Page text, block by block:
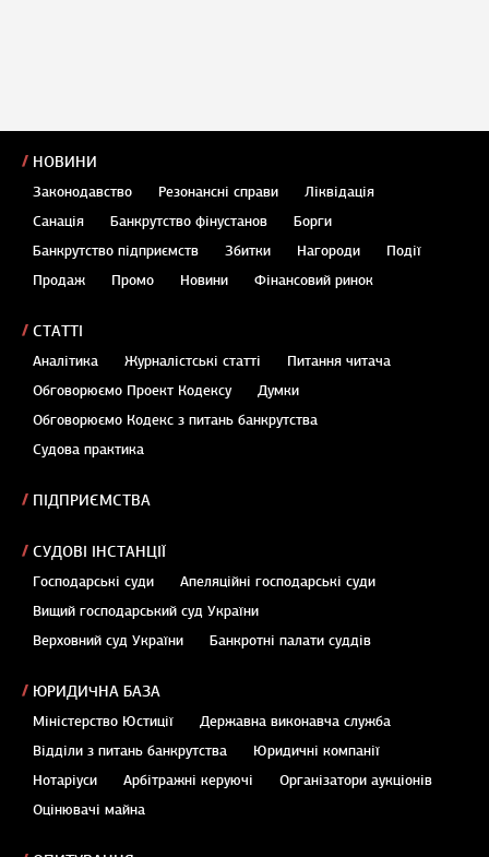
НОВИНИ
Законодавство Резонансні справи
Ліквідація
Санація
Банкрутство фінустанов
Борги
Банкрутство підприємств
Збитки Нагороди
Події
Продаж
Промо Новини Фінансовий ринок
СТАТТІ
Аналітика Журналістські статті
Питання читача
Обговорюємо Проект Кодексу
Думки
Обговорюємо Кодекс з питань банкрутства
Судова практика
ПІДПРИЄМСТВА
СУДОВІ ІНСТАНЦІЇ
Господарські суди
Апеляційні господарські суди
Вищий господарський суд України
Верховний суд України
Банкротні палати суддів
ЮРИДИЧНА БАЗА
Міністерство Юстиції
Державна виконавча служба
Відділи з питань банкрутства
Юридичні компанії
Нотаріуси
Арбітражні керуючі
Організатори аукціонів
Оцінювачі майна